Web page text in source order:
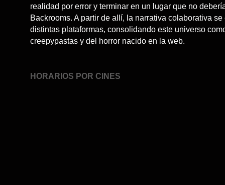
realidad por error y terminar en un lugar que no
Backrooms. A partir de allí, la narrativa colaborativa
distintas plataformas, consolidando este universo
creepypastas y del horror nacido en la web.
HORARIOS POR CINES